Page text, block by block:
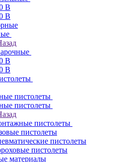
В
В
В
В
пистолеты
пистолеты
пистолеты
пистолеты
пистолеты
пистолеты
материалы